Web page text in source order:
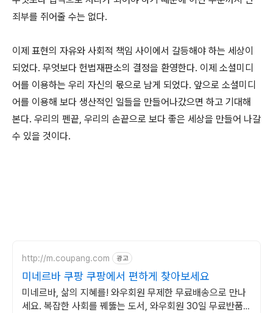
죄부를 쥐어줄 수는 없다.
이제 표현의 자유와 사회적 책임 사이에서 갈등해야 하는 세상이
되었다. 무엇보다 헌법재판소의 결정을 환영한다. 이제 소셜미디
어를 이용하는 우리 자신의 몫으로 남게 되었다. 앞으로 소셜미디
어를 이용해 보다 생산적인 일들을 만들어나갔으면 하고 기대해
본다. 우리의 펜끝, 우리의 손끝으로 보다 좋은 세상을 만들어 나갈
수 있을 것이다.
http://m.coupang.com 광고
미네르바 쿠팡 쿠팡에서 편하게 찾아보세요
미네르바, 삶의 지혜를! 와우회원 무제한 무료배송으로 만나
세요. 복잡한 사회를 꿰뚫는 도서, 와우회원 30일 무료반품